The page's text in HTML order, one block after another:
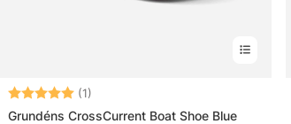
Betyg: (1)
Grundéns CrossCurrent Boat Shoe Blue